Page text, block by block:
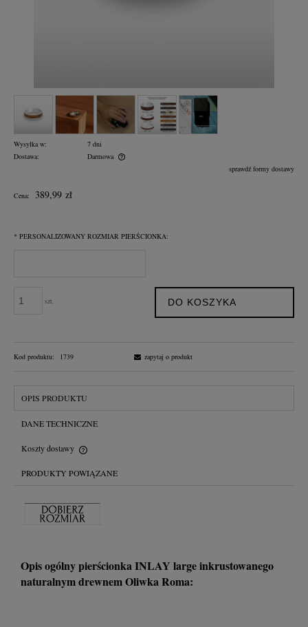
Wysyłka w:
7 dni
Dostawa:
Darmowa
sprawdź formy dostawy
Cena: 389,99 zł
* PERSONALIZOWANY ROZMIAR PIERŚCIONKA:
szt. DO KOSZYKA
Kod produktu: 1739 zapytaj o produkt
OPIS PRODUKTU
DANE TECHNICZNE
Koszty dostawy
Cena nie zawiera ewentualnych kosztów płatności
PRODUKTY POWIĄZANE
Opis ogólny pierścionka INLAY large inkrustowanego
naturalnym drewnem Oliwka Roma: